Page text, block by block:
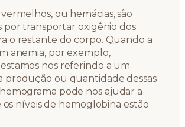
ou hemácias, são
por transportar oxigênio dos
o restante do corpo. Quando a
anemia, por exemplo,
nos referindo a um
produção ou quantidade dessas
pode nos ajudar a
os níveis de hemoglobina estão